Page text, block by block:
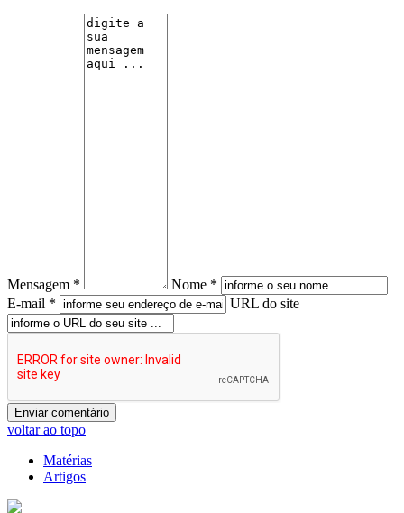
Mensagem *
Nome *
E-mail *
URL do site
voltar ao topo
Matérias
Artigos